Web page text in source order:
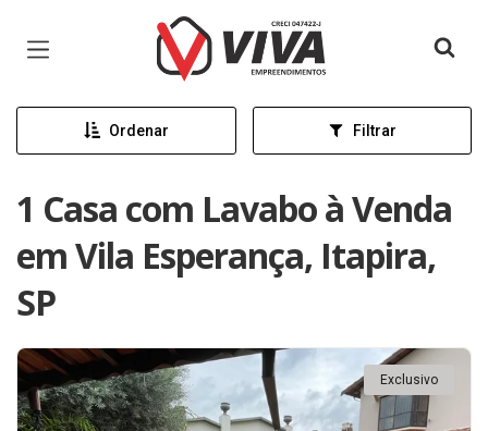
Página inicial
Ordenar Filtrar
1 Casa com Lavabo à Venda
em Vila Esperança, Itapira,
SP
Exclusivo